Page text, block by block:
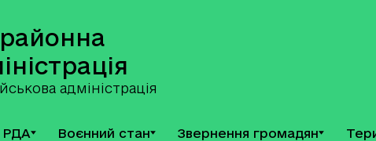
адміністрація
РДА Воєнний стан Звернення громадян